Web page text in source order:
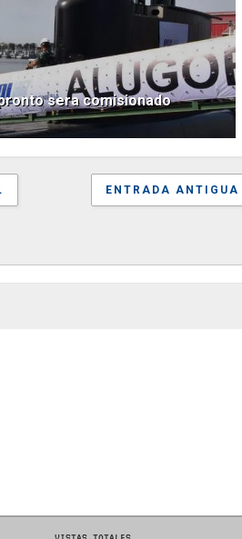
sera comisionado
ENTRADA ANTIGUA